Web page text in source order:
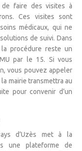
faire des visites à
Ces visites sont
médicaux, qui ne
de suivi. Dans
procédure reste un
par le 15. Si vous
vous pouvez appeler
mairie transmettra au
pour convenir d’un
d’Uzès met à la
une plateforme de